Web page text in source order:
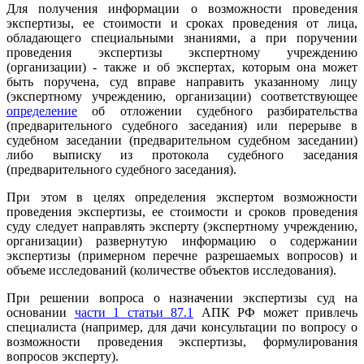
Для получения информации о возможности проведения
экспертизы, ее стоимости и сроках проведения от лица,
обладающего специальными знаниями, а при поручении
проведения экспертизы экспертному учреждению
(организации) - также и об экспертах, которым она может
быть поручена, суд вправе направить указанному лицу
(экспертному учреждению, организации) соответствующее
определение об отложении судебного разбирательства
(предварительного судебного заседания) или перерыве в
судебном заседании (предварительном судебном заседании)
либо выписку из протокола судебного заседания
(предварительного судебного заседания).
При этом в целях определения экспертом возможности
проведения экспертизы, ее стоимости и сроков проведения
суду следует направлять эксперту (экспертному учреждению,
организации) развернутую информацию о содержании
экспертизы (примерном перечне разрешаемых вопросов) и
объеме исследований (количестве объектов исследования).
При решении вопроса о назначении экспертизы суд на
основании части 1 статьи 87.1
АПК РФ может привлечь
специалиста (например, для дачи консультации по вопросу о
возможности проведения экспертизы, формулирования
вопросов эксперту).